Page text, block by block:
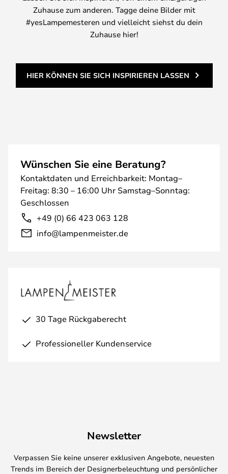
Zuhause zum anderen. Tagge deine Bilder mit
#yesLampemesteren und vielleicht siehst du dein
Zuhause hier!
HIER KÖNNEN SIE SICH INSPIRIEREN LASSEN
Wünschen Sie eine Beratung?
Kontaktdaten und Erreichbarkeit: Montag–
Freitag: 8:30 – 16:00 Uhr Samstag–Sonntag:
Geschlossen
+49 (0) 66 423 063 128
info@lampenmeister.de
30 Tage Rückgaberecht
Professioneller Kundenservice
Newsletter
Verpassen Sie keine unserer exklusiven Angebote, neuesten
Trends im Bereich der Designerbeleuchtung und persönlicher